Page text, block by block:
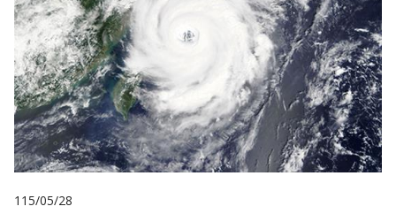
115/05/28